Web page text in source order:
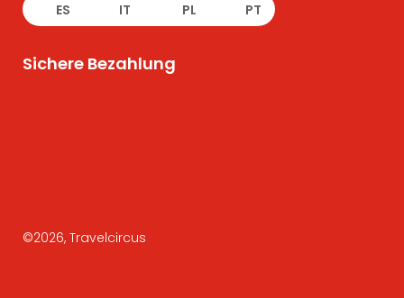
ES IT PL PT
Sichere Bezahlung
©2026, Travelcircus